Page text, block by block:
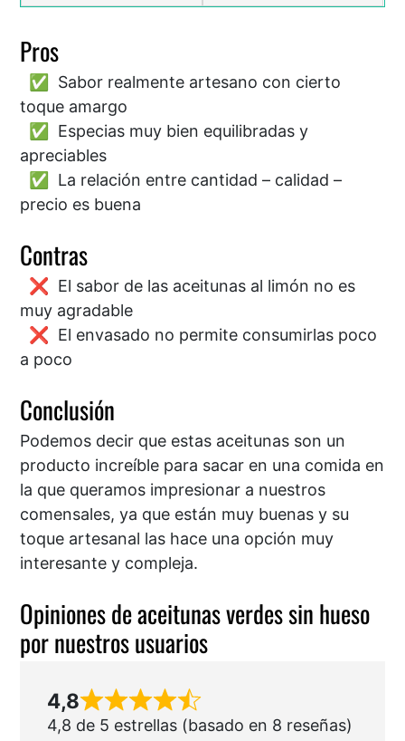
Pros
Sabor realmente artesano con cierto
toque amargo
Especias muy bien equilibradas y
apreciables
La relación entre cantidad – calidad –
precio es buena
Contras
El sabor de las aceitunas al limón no es
muy agradable
El envasado no permite consumirlas poco
a poco
Conclusión
Podemos decir que estas aceitunas son un
producto increíble para sacar en una comida en
la que queramos impresionar a nuestros
comensales, ya que están muy buenas y su
toque artesanal las hace una opción muy
interesante y compleja.
Opiniones de aceitunas verdes sin hueso
por nuestros usuarios
4,8
4,8 de 5 estrellas (basado en 8 reseñas)